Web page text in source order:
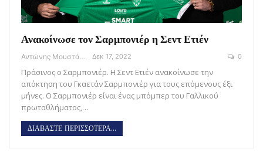
Ανακοίνωσε τον Σαρμπονιέρ η Σεντ Ετιέν
Αντώνης Μουστάκας Δεκ 17, 2022 0
Πράσινος ο Σαρμπονιέρ. Η Σεντ Ετιέν ανακοίνωσε την
απόκτηση του Γκαετάν Σαρμπονιέρ για τους επόμενους έξι
μήνες. Ο Σαρμπονιέρ είναι ένας μπόμπερ του Γαλλικού
πρωταθλήματος,…
ΔΙΑΒΑΣΤΕ ΠΕΡΙΣΣΟΤΕΡΑ...